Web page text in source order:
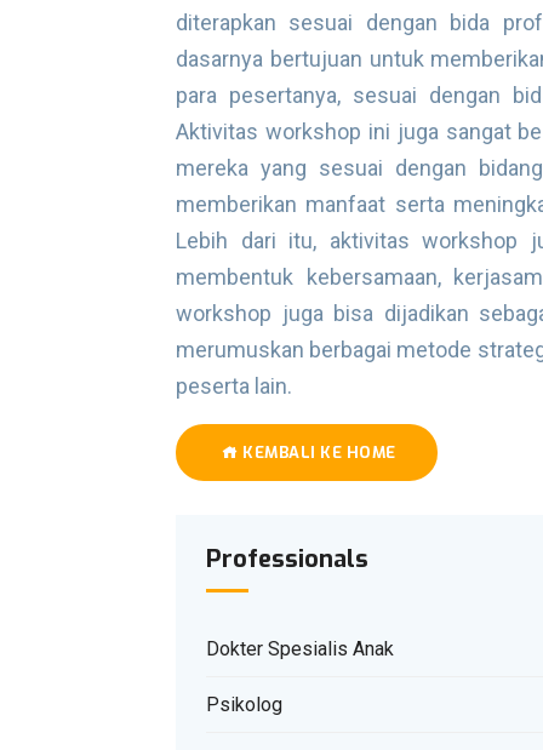
diterapkan sesuai dengan bida
dasarnya bertujuan untuk
para pesertanya, sesuai dengan
Aktivitas workshop ini juga sangat
mereka yang sesuai dengan
memberikan manfaat serta
Lebih dari itu, aktivitas workshop
membentuk kebersamaan,
workshop juga bisa dijadikan
merumuskan berbagai metode
peserta lain.
KEMBALI KE HOME
Professionals
Dokter Spesialis Anak
Psikolog